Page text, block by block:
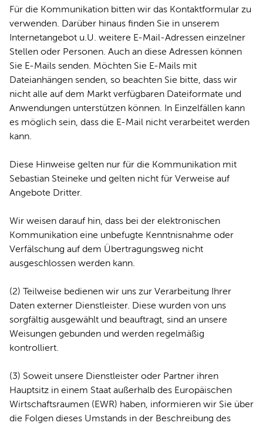
Für die Kommunikation bitten wir das Kontaktformular zu
verwenden. Darüber hinaus finden Sie in unserem
Internetangebot u.U. weitere E-Mail-Adressen einzelner
Stellen oder Personen. Auch an diese Adressen können
Sie E-Mails senden. Möchten Sie E-Mails mit
Dateianhängen senden, so beachten Sie bitte, dass wir
nicht alle auf dem Markt verfügbaren Dateiformate und
Anwendungen unterstützen können. In Einzelfällen kann
es möglich sein, dass die E-Mail nicht verarbeitet werden
kann.
Diese Hinweise gelten nur für die Kommunikation mit
Sebastian Steineke und gelten nicht für Verweise auf
Angebote Dritter.
Wir weisen darauf hin, dass bei der elektronischen
Kommunikation eine unbefugte Kenntnisnahme oder
Verfälschung auf dem Übertragungsweg nicht
ausgeschlossen werden kann.
(2) Teilweise bedienen wir uns zur Verarbeitung Ihrer
Daten externer Dienstleister. Diese wurden von uns
sorgfältig ausgewählt und beauftragt, sind an unsere
Weisungen gebunden und werden regelmäßig
kontrolliert.
(3) Soweit unsere Dienstleister oder Partner ihren
Hauptsitz in einem Staat außerhalb des Europäischen
Wirtschaftsraumen (EWR) haben, informieren wir Sie über
die Folgen dieses Umstands in der Beschreibung des